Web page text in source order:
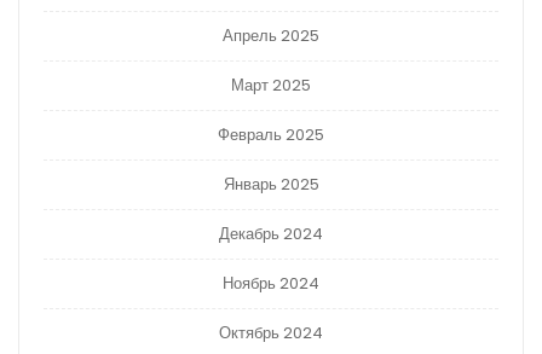
Апрель 2025
Март 2025
Февраль 2025
Январь 2025
Декабрь 2024
Ноябрь 2024
Октябрь 2024